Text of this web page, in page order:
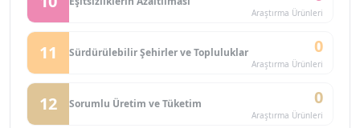
Araştırma Ürünleri
11 Sürdürülebilir Şehirler ve Topluluklar 0
Araştırma Ürünleri
12 Sorumlu Üretim ve Tüketim 0
Araştırma Ürünleri